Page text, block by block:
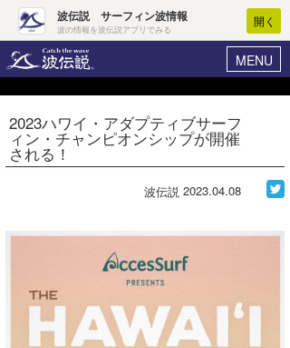
波伝説 サーフィン波情報
波の情報を波伝説アプリでみる
開く
MENU
ヘルプ マイホーム
ログイン
ニュース
2023ハワイ・アダプティブサーフ
ィン・チャンピオンシップが開催
される！
波伝説 2023.04.08
Core Surf Japan
コンテスト
ファッション/グッズ
アート＆エンタメ
トラベル